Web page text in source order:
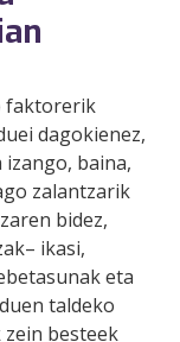
faktorerik
dagokienez,
baina,
zalantzarik
bidez,
ikasi,
eta
taldeko
besteek